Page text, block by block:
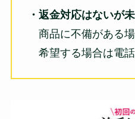
・返金対応はないが
商品に不備がある場
希望する場合は電